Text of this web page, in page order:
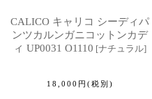
CALICO キャリコ シーディパ
ンツカルンガニコットンカデ
ィ UP0031 O1110 [ナチュラル]
18,000 円 (税別)